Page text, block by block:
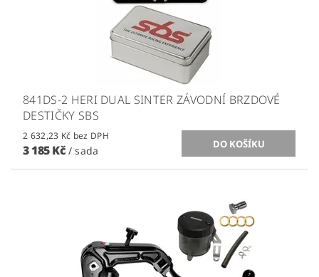
841DS-2 HERI DUAL SINTER ZÁVODNÍ BRZDOVÉ
DESTIČKY SBS
2 632,23 Kč bez DPH
3 185 Kč / sada